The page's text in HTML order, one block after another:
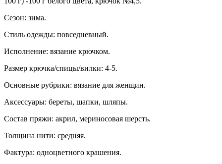
Сезон: зима.
Стиль одежды: повседневный.
Исполнение: вязание крючком.
Размер крючка/спицы/вилки: 4-5.
Основные рубрики: вязание для женщин.
Аксессуары: береты, шапки, шляпы.
Состав пряжи: акрил, мериносовая шерсть.
Толщина нити: средняя.
Фактура: одноцветного крашения.